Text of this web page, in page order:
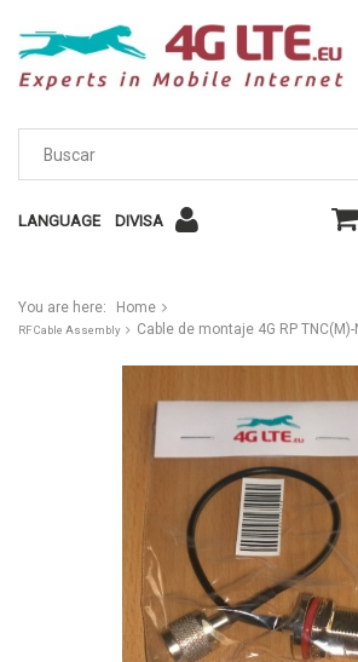
LANGUAGE DIVISA
You are here: Home
RF Cable Assembly Cable de montaje 4G RP TNC(M)-